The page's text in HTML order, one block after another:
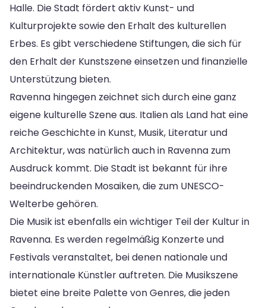
Halle. Die Stadt fördert aktiv Kunst- und
Kulturprojekte sowie den Erhalt des kulturellen
Erbes. Es gibt verschiedene Stiftungen, die sich für
den Erhalt der Kunstszene einsetzen und finanzielle
Unterstützung bieten.
Ravenna hingegen zeichnet sich durch eine ganz
eigene kulturelle Szene aus. Italien als Land hat eine
reiche Geschichte in Kunst, Musik, Literatur und
Architektur, was natürlich auch in Ravenna zum
Ausdruck kommt. Die Stadt ist bekannt für ihre
beeindruckenden Mosaiken, die zum UNESCO-
Welterbe gehören.
Die Musik ist ebenfalls ein wichtiger Teil der Kultur in
Ravenna. Es werden regelmäßig Konzerte und
Festivals veranstaltet, bei denen nationale und
internationale Künstler auftreten. Die Musikszene
bietet eine breite Palette von Genres, die jeden